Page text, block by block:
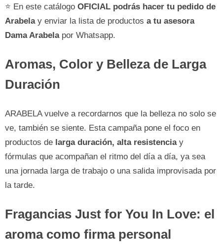
⭐ En este catálogo OFICIAL podrás hacer tu pedido de
Arabelay enviar la lista de productos a tu asesora
Dama Arabelapor Whatsapp.
Aromas, Color y Belleza de Larga
Duración
ARABELA vuelve a recordarnos que la belleza no solo se
ve, también se siente. Esta campaña pone el foco en
productos de larga duración, alta resistenciay
fórmulas que acompañan el ritmo del día a día, ya sea
una jornada larga de trabajo o una salida improvisada por
la tarde.
Fragancias Just for You In Love: el
aroma como firma personal